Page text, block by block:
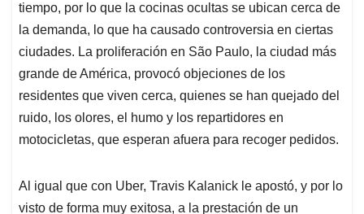
tiempo, por lo que la cocinas ocultas se ubican cerca de
la demanda, lo que ha causado controversia en ciertas
ciudades. La proliferación en São Paulo, la ciudad más
grande de América, provocó objeciones de los
residentes que viven cerca, quienes se han quejado del
ruido, los olores, el humo y los repartidores en
motocicletas, que esperan afuera para recoger pedidos.
Al igual que con Uber, Travis Kalanick le apostó, y por lo
visto de forma muy exitosa, a la prestación de un